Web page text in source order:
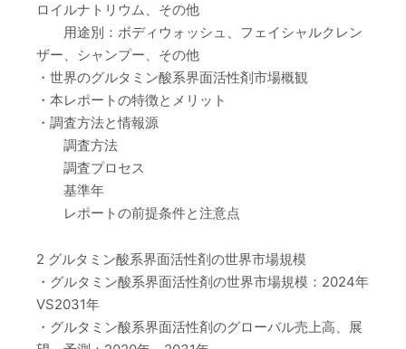
ロイルナトリウム、その他
用途別：ボディウォッシュ、フェイシャルクレン
ザー、シャンプー、その他
・世界のグルタミン酸系界面活性剤市場概観
・本レポートの特徴とメリット
・調査方法と情報源
調査方法
調査プロセス
基準年
レポートの前提条件と注意点
2 グルタミン酸系界面活性剤の世界市場規模
・グルタミン酸系界面活性剤の世界市場規模：2024年
VS2031年
・グルタミン酸系界面活性剤のグローバル売上高、展